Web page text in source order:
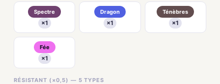
Spectre
×1
Dragon
×1
Ténèbres
×1
Fée
×1
RÉSISTANT (×0,5) — 5 TYPES